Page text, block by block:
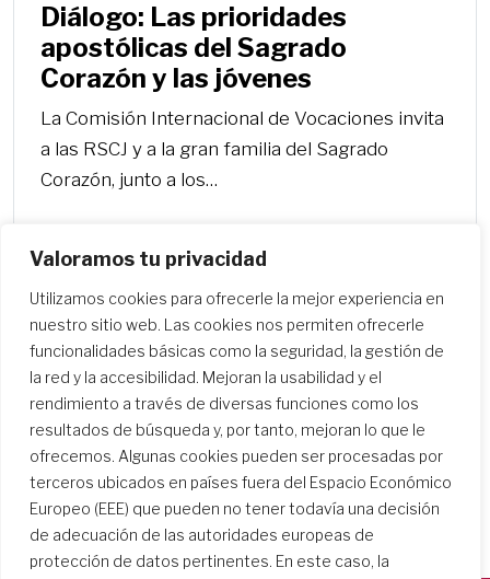
Valoramos tu privacidad
Utilizamos cookies para ofrecerle la mejor experiencia en
nuestro sitio web. Las cookies nos permiten ofrecerle
funcionalidades básicas como la seguridad, la gestión de
la red y la accesibilidad. Mejoran la usabilidad y el
rendimiento a través de diversas funciones como los
resultados de búsqueda y, por tanto, mejoran lo que le
ofrecemos. Algunas cookies pueden ser procesadas por
terceros ubicados en países fuera del Espacio Económico
Europeo (EEE) que pueden no tener todavía una decisión
de adecuación de las autoridades europeas de
protección de datos pertinentes. En este caso, la
Diálogo: Las prioridades
apostólicas del Sagrado
Corazón y las jóvenes
La Comisión Internacional de Vocaciones invita
a las RSCJ y a la gran familia del Sagrado
Corazón, junto a los…